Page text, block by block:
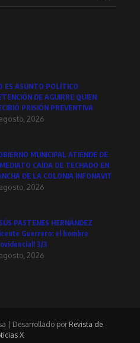
ES ASUNTO POLÍTICO
DE AGUIRRE QUIEN
PRISIÓN PREVENTIVA
2026
MUNICIPAL ATIENDE DE
CAÍDA DE TECHADO EN
DE LA COLONIA INFONAVIT
2026
PASTENES HERNÁNDEZ
Guerrero: el hombre
3/3
2026
| Desarrollado por Revista de
X